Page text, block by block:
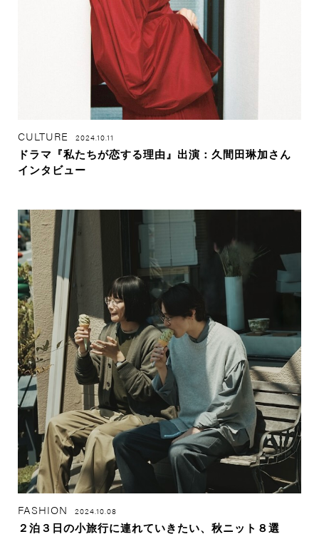
CULTURE 2024.10.11
ドラマ『私たちが恋する理由』出演：久間田琳加さん
インタビュー
FASHION 2024.10.08
２泊３日の小旅行に連れていきたい、秋ニット８選